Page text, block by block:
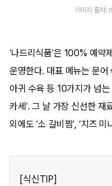
이미지 출처
‘나드리식품’은 100% 예약
운영한다. 대표 메뉴는 문어
아귀 수육 등 10가지가 넘
카세’. 그 날 가장 신선한 재
외에도 ‘소 갈비찜’, ‘치즈
[식신TIP]